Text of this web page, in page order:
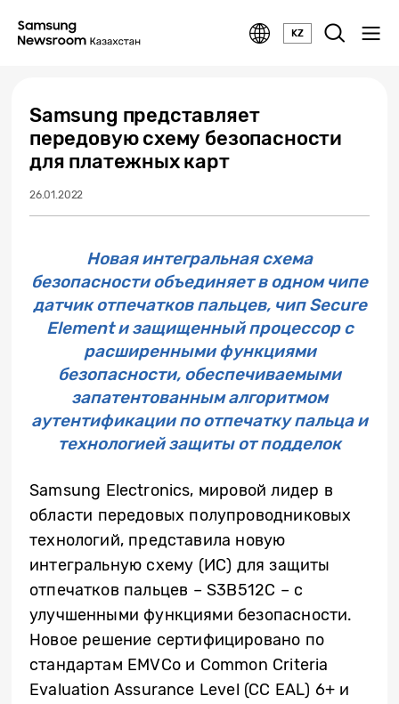
KZ
Samsung представляет
передовую схему безопасности
для платежных карт
26.01.2022
Новая интегральная схема
безопасности объединяет в одном чипе
датчик отпечатков пальцев, чип Secure
Element и защищенный процессор с
расширенными функциями
безопасности, обеспечиваемыми
запатентованным алгоритмом
аутентификации по отпечатку пальца и
технологией защиты от подделок
Samsung Electronics, мировой лидер в
области передовых полупроводниковых
технологий, представила новую
интегральную схему (ИС) для защиты
отпечатков пальцев – S3B512C – с
улучшенными функциями безопасности.
Новое решение сертифицировано по
стандартам EMVCo и Common Criteria
Evaluation Assurance Level (CC EAL) 6+ и